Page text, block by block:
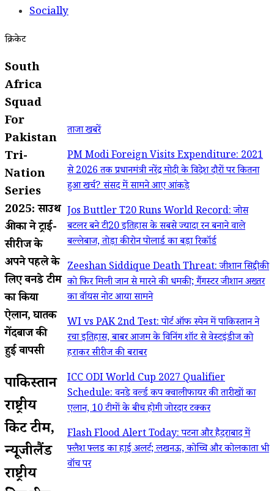
Socially
क्रिकेट
South
Africa
Squad
For
Pakistan
Tri-
Nation
Series
2025: साउथ
अफ्रीका ने ट्राई-
सीरीज के
अपने पहले के
लिए वनडे टीम
का किया
ऐलान, घातक
गेंदबाज की
हुई वापसी
पाकिस्तान
राष्ट्रीय
क्रिकेट टीम,
न्यूजीलैंड
राष्ट्रीय
ताजा खबरें
PM Modi Foreign Visits Expenditure: 2021
से 2026 तक प्रधानमंत्री नरेंद्र मोदी के विदेश दौरों पर कितना
हुआ खर्च? संसद में सामने आए आंकड़े
Jos Buttler T20 Runs World Record: जोस
बटलर बने टी20 इतिहास के सबसे ज्यादा रन बनाने वाले
बल्लेबाज, तोड़ा कीरोन पोलार्ड का बड़ा रिकॉर्ड
Zeeshan Siddique Death Threat: जीशान सिद्दीकी
को फिर मिली जान से मारने की धमकी; गैंगस्टर जीशान अख्तर
का वॉयस नोट आया सामने
WI vs PAK 2nd Test: पोर्ट ऑफ स्पेन में पाकिस्तान ने
रचा इतिहास, बाबर आजम के विनिंग शॉट से वेस्टइंडीज को
हराकर सीरीज की बराबर
ICC ODI World Cup 2027 Qualifier
Schedule: वनडे वर्ल्ड कप क्वालीफायर की तारीखों का
एलान, 10 टीमों के बीच होगी जोरदार टक्कर
Flash Flood Alert Today: पटना और हैदराबाद में
फ्लैश फ्लड का हाई अलर्ट; लखनऊ, कोच्चि और कोलकाता भी
वॉच पर